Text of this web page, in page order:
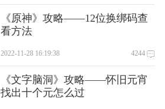
《原神》攻略——12位换绑码查
看方法
2022-11-28 16:19:38 4244
《文字脑洞》攻略——怀旧元宵
找出十个元怎么过